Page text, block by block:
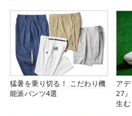
猛暑を乗り切る！ こだわり機
能派パンツ4選
ア
27
生む